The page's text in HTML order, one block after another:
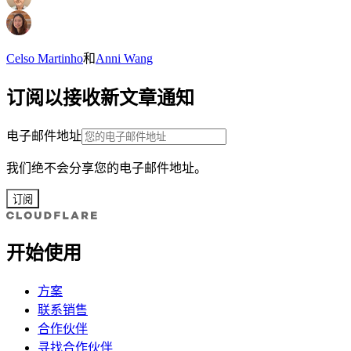
Celso Martinho和Anni Wang
订阅以接收新文章通知
电子邮件地址
我们绝不会分享您的电子邮件地址。
订阅
开始使用
方案
联系销售
合作伙伴
寻找合作伙伴